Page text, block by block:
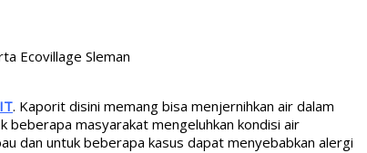
Ecovillage Sleman
. Kaporit disini memang bisa menjernihkan air dalam
beberapa masyarakat mengeluhkan kondisi air
dan untuk beberapa kasus dapat menyebabkan alergi